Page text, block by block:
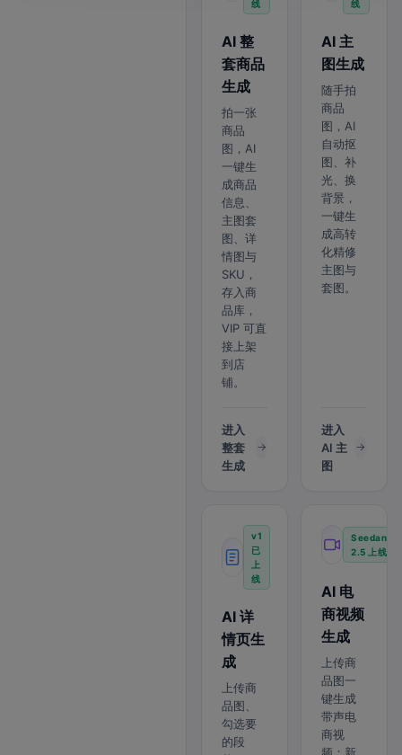
线
AI 整
套商品
生成
拍一张
商品
图，AI
一键生
成商品
信息、
主图套
图、详
情图与
SKU，
存入商
品库，
VIP 可直
接上架
到店
铺。
进入
整套
生成
线
AI 主
图生成
随手拍
商品
图，AI
自动抠
图、补
光、换
背景，
一键生
成高转
化精修
主图与
套图。
进入
AI 主
图
v1
已
上
线
AI 详
情页生
成
上传商
品图、
勾选要
的段
Seedance
2.5 上线
AI 电
商视频
生成
上传商
品图一
键生成
带声电
商视